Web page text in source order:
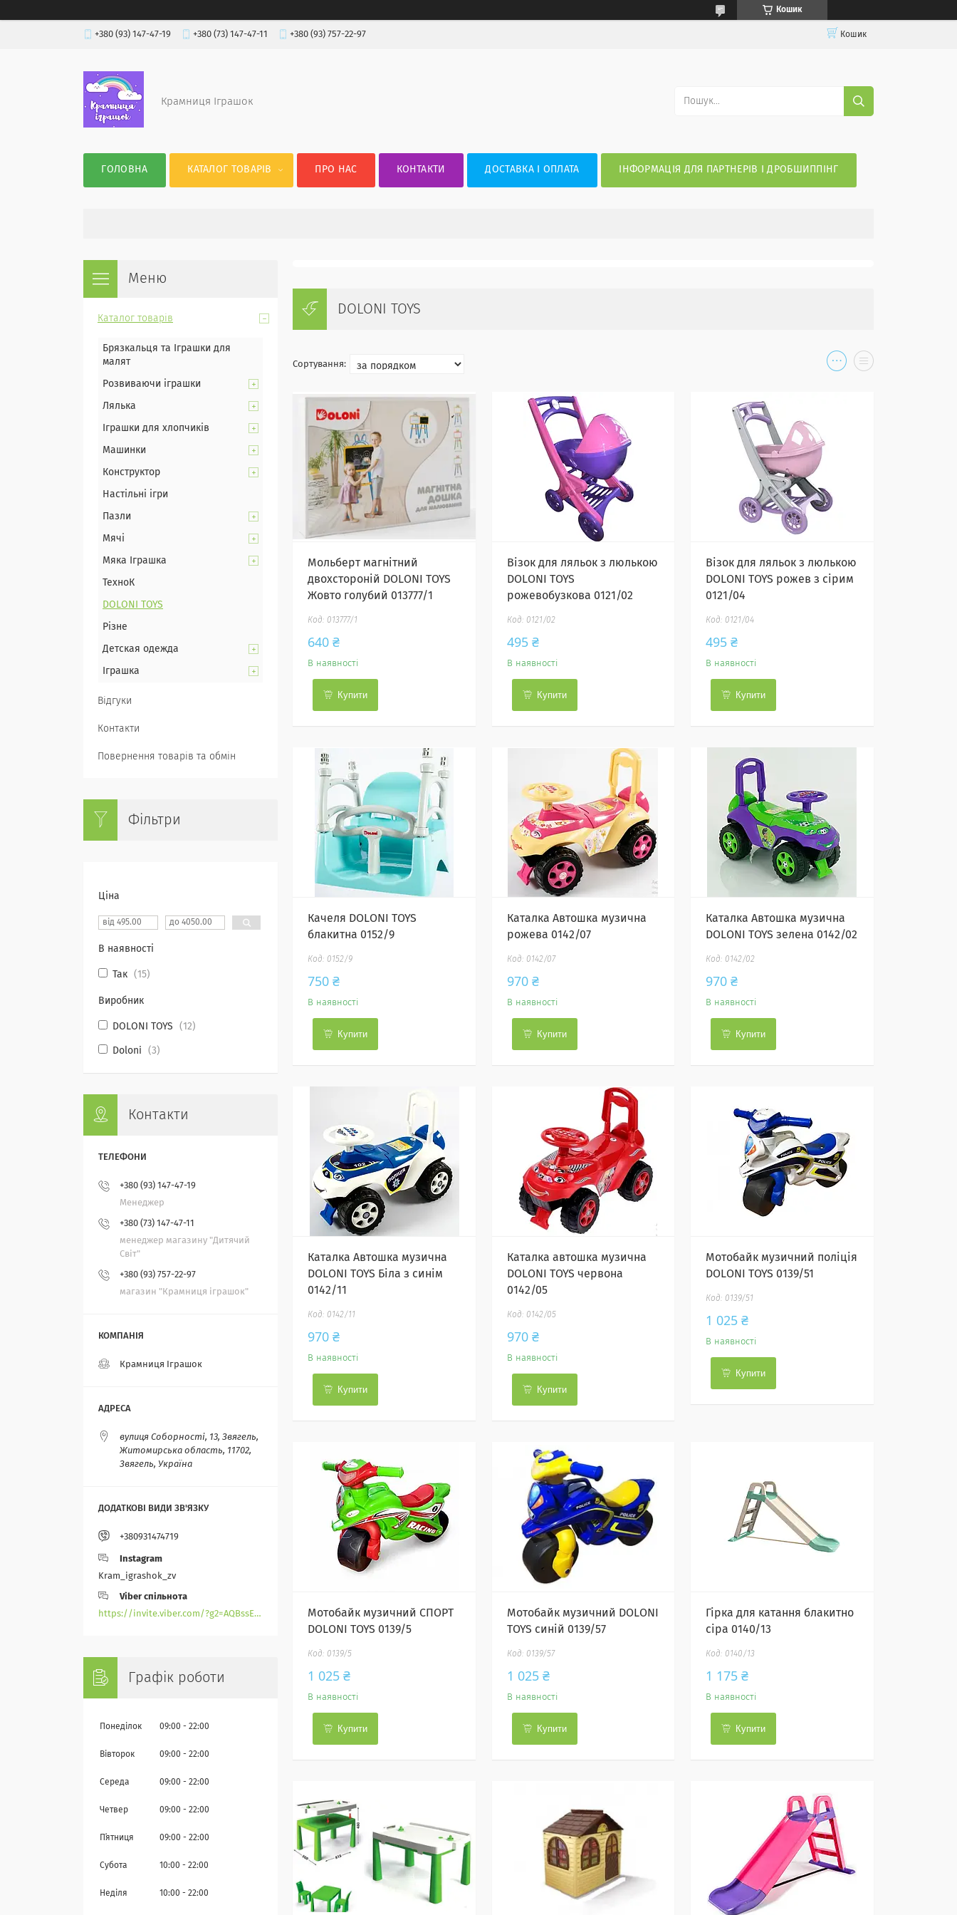
Кошик
+380 (93) 147-47-19 +380 (73) 147-47-11 +380 (93) 757-22-97 Кошик
Крамниця Іграшок
ГОЛОВНА КАТАЛОГ ТОВАРІВ ПРО НАС КОНТАКТИ ДОСТАВКА І ОПЛАТА ІНФОРМАЦІЯ ДЛЯ ПАРТНЕРІВ І ДРОБШИППІНГ
DOLONI TOYS
Мольберт магнітний
двохстороній DOLONI TOYS
Жовто голубий 013777/1
013777/1
640 ₴
В наявності
Купити
Візок для ляльок з люлькою
DOLONI TOYS
рожевобузкова 0121/02
0121/02
495 ₴
В наявності
Купити
Візок для ляльок з люлькою
DOLONI TOYS рожев з сірим
0121/04
0121/04
495 ₴
В наявності
Купити
Качеля DOLONI TOYS
блакитна 0152/9
0152/9
750 ₴
В наявності
Купити
Каталка Автошка музична
рожева 0142/07
0142/07
970 ₴
В наявності
Купити
Каталка Автошка музична
DOLONI TOYS зелена 0142/02
0142/02
970 ₴
В наявності
Купити
Каталка Автошка музична
DOLONI TOYS Біла з синім
0142/11
0142/11
970 ₴
В наявності
Купити
Каталка автошка музична
DOLONI TOYS червона
0142/05
0142/05
970 ₴
В наявності
Купити
Мотобайк музичний поліція
DOLONI TOYS 0139/51
0139/51
1 025 ₴
В наявності
Купити
Мотобайк музичний СПОРТ
DOLONI TOYS 0139/5
0139/5
1 025 ₴
В наявності
Купити
Мотобайк музичний DOLONI
TOYS синій 0139/57
0139/57
1 025 ₴
В наявності
Купити
Гірка для катання блакитно
сіра 0140/13
0140/13
1 175 ₴
В наявності
Купити
Каталог товарів
Брязкальця та Іграшки для
малят
Розвиваючи іграшки
Лялька
Іграшки для хлопчиків
Машинки
Конструктор
Настільні ігри
Пазли
Мячі
Мяка Іграшка
ТехноК
DOLONI TOYS
Різне
Детская одежда
Іграшка
Відгуки
Контакти
Повернення товарів та обмін
Фільтри
Ціна
В наявності
Так 15
Виробник
DOLONI TOYS 12
Doloni 3
Контакти
+380 (93) 147-47-19
Менеджер
+380 (73) 147-47-11
менеджер магазину "Дитячий
Світ"
+380 (93) 757-22-97
магазин "Крамниця іграшок"
Крамниця Іграшок
вулиця Соборності, 13, Звягель,
Житомирська область, 11702,
Звягель, Україна
+380931474719
Instagram
Kram_igrashok_zv
Viber спільнота
https://invite.viber.com/?g2=AQBssEoY%2BnoYS0s%2BXwepFFNlgGXPFVdlGjGP6MK%2FBkGOyTZLZtBsH6zAEPoCZ13j
Графік роботи
Понеділок 09:00 22:00
Вівторок 09:00 22:00
Середа 09:00 22:00
Четвер 09:00 22:00
Пʼятниця 09:00 22:00
Субота 10:00 22:00
Неділя 10:00 22:00